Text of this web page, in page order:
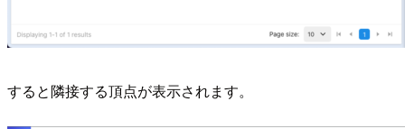
すると隣接する頂点が表示されます。